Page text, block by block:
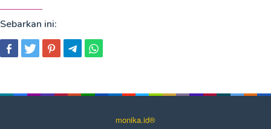
Sebarkan ini:
monika.id®